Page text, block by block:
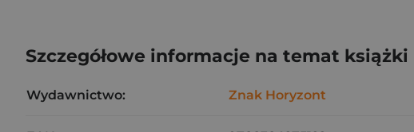
Szczegółowe informacje na temat książki
Wydawnictwo: Znak Horyzont